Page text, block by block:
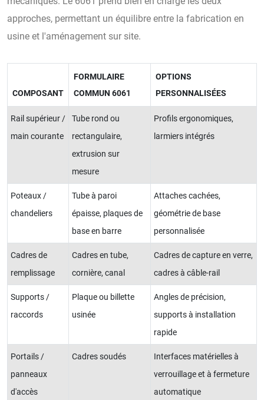
approches, permettant un équilibre entre la fabrication en
usine et l'aménagement sur site.
COMPOSANT
FORMULAIRE
COMMUN 6061
OPTIONS
PERSONNALISÉES
Rail supérieur /
main courante
Tube rond ou
rectangulaire,
extrusion sur
mesure
Profils ergonomiques,
larmiers intégrés
Poteaux /
chandeliers
Tube à paroi
épaisse, plaques de
base en barre
Attaches cachées,
géométrie de base
personnalisée
Cadres de
remplissage
Cadres en tube,
cornière, canal
Cadres de capture en verre,
cadres à câble-rail
Supports /
raccords
Plaque ou billette
usinée
Angles de précision,
supports à installation
rapide
Portails /
panneaux
d'accès
Cadres soudés
Interfaces matérielles à
verrouillage et à fermeture
automatique